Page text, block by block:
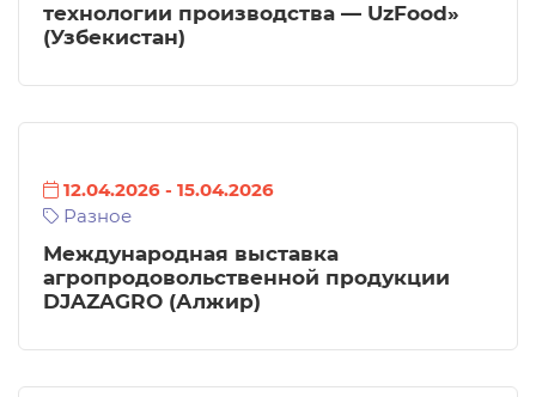
технологии производства — UzFood»
(Узбекистан)
12.04.2026 - 15.04.2026
Разное
Международная выставка
агропродовольственной продукции
DJAZAGRO (Алжир)